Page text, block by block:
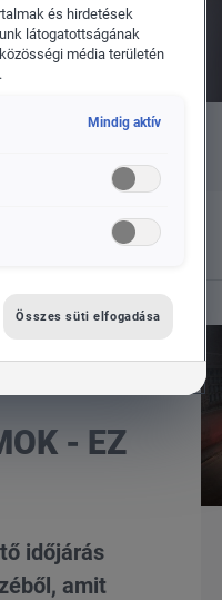
- EZ
időjárás
amit
és hirdetések
látogatottságának
média területén
Mindig aktív
Összes süti elfogadása